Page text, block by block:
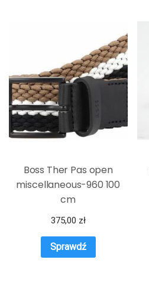
Boss Ther Pas open
miscellaneous-960 100
cm
375,00 zł
Sprawdź